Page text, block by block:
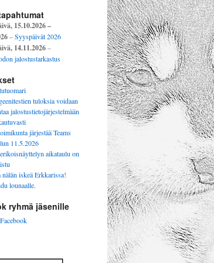
15.10.2026 –
–Syyspäivät 2026
14.11.2026–
jalostustarkastus
tuloksia voidaan
jalostustietojärjestelmään
järjestää Teams
11.5.2026
aikataulu on
nälän iskeä Erkkarissa!
lounaalle.
ryhmä jäsenille
Facebook